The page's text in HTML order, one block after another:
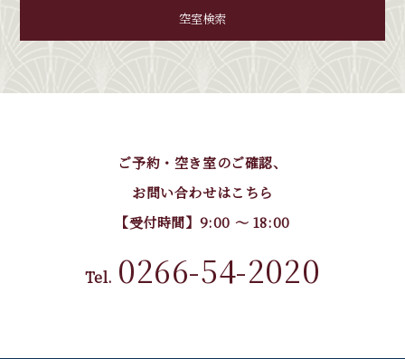
空室検索
ご予約・空き室のご確認、
お問い合わせはこちら
【受付時間】9:00 〜 18:00
Tel. 0266-54-2020